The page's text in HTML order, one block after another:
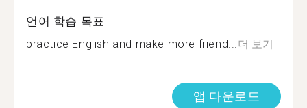
언어 학습 목표
practice English and make more friend...더 보기
앱 다운로드